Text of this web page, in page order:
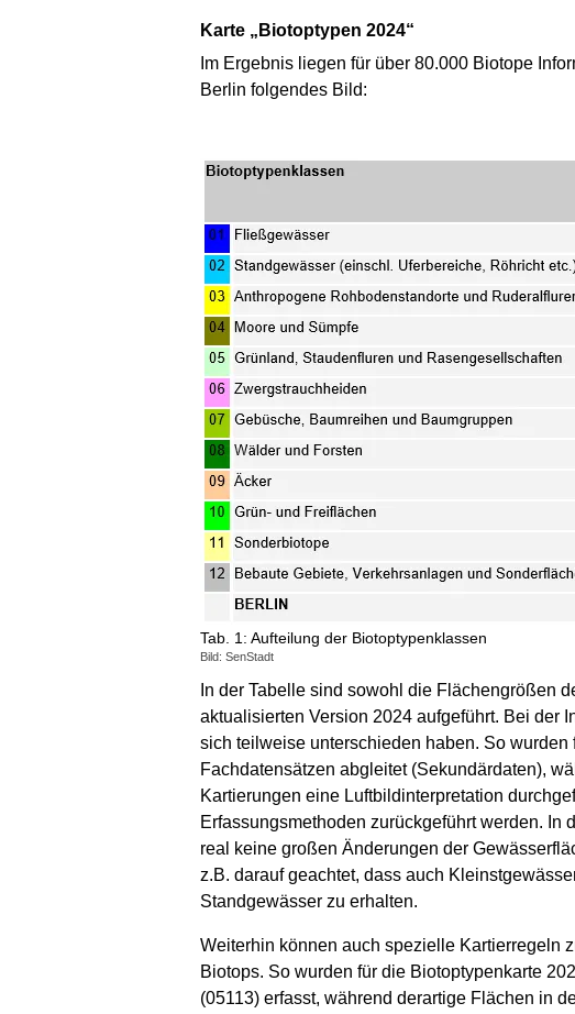
Karte „Biotoptypen 2024“
Im Ergebnis liegen für über 80.000 Biotope
Berlin folgendes Bild:
Tab. 1: Aufteilung der Biotoptypenklassen
Bild: SenStadt
In der Tabelle sind sowohl die Flächengrößen
aktualisierten Version 2024 aufgeführt. Bei der
sich teilweise unterschieden haben. So
Fachdatensätzen abgleitet (Sekundärdaten),
Kartierungen eine Luftbildinterpretation
Erfassungsmethoden zurückgeführt werden.
real keine großen Änderungen der
z.B. darauf geachtet, dass auch
Standgewässer zu erhalten.
Weiterhin können auch spezielle Kartierregeln
Biotops. So wurden für die Biotoptypenkarte
(05113) erfasst, während derartige Flächen in